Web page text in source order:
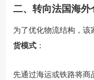
二、 转向法国海外
为了优化物流结构， 该
货模式 ：
先通过海运或铁路将商